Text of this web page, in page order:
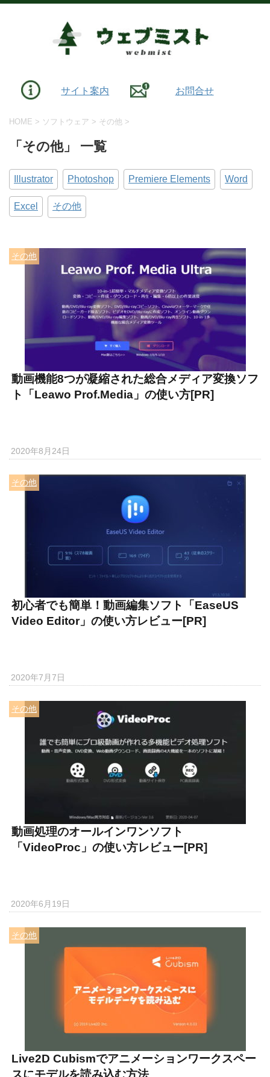
サイト案内 お問合せ
HOME > ソフトウェア > その他 >
「その他」 一覧
Illustrator Photoshop Premiere Elements Word
Excel その他
その他
動画機能8つが凝縮された総合メディア変換ソフ
ト「Leawo Prof.Media」の使い方[PR]
2020年8月24日
その他
初心者でも簡単！動画編集ソフト「EaseUS
Video Editor」の使い方レビュー[PR]
2020年7月7日
その他
動画処理のオールインワンソフト
「VideoProc」の使い方レビュー[PR]
2020年6月19日
その他
Live2D Cubismでアニメーションワークスペー